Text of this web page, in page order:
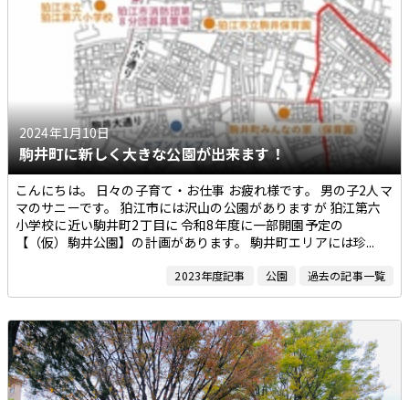
2024年1月10日
駒井町に新しく大きな公園が出来ます！
こんにちは。 日々の子育て・お仕事 お疲れ様です。 男の子2人マ
マのサニーです。 狛江市には沢山の公園がありますが 狛江第六
小学校に近い駒井町2丁目に 令和8年度に一部開園予定の
【（仮）駒井公園】の計画があります。 駒井町エリアには珍...
2023年度記事 公園 過去の記事一覧